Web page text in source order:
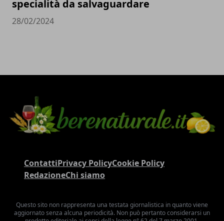
specialità da salvaguardare
28/02/2024
ContattiPrivacy PolicyCookie Policy
RedazioneChi siamo
Questo sito non rappresenta una testata giornalistica in quanto viene
aggiornato senza alcuna periodicità. Non può pertanto considerarsi un